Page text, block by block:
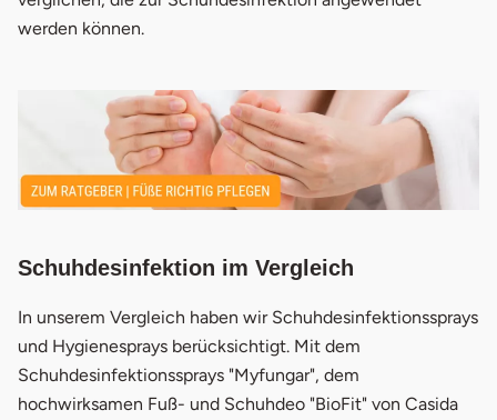
3.2 Zitronenschalen
Teebaumöl
Backpulver
4. Alternativen zu Desinfektionssprays
4.2 Schuhdeo-Spray & Puder
werden können.
Schuhdesinfektion im Vergleich
In unserem Vergleich haben wir Schuhdesinfektionssprays
und Hygienesprays berücksichtigt. Mit dem
Schuhdesinfektionssprays "Myfungar", dem
hochwirksamen Fuß- und Schuhdeo "BioFit" von Casida